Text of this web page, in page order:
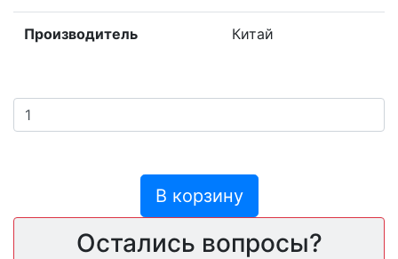
Производитель Китай
В корзину
Остались вопросы?